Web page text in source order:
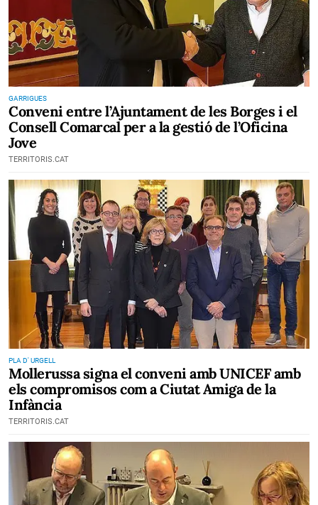
GARRIGUES
Conveni entre l’Ajuntament de les Borges i el
Consell Comarcal per a la gestió de l’Oficina
Jove
TERRITORIS.CAT
PLA D' URGELL
Mollerussa signa el conveni amb UNICEF amb
els compromisos com a Ciutat Amiga de la
Infància
TERRITORIS.CAT